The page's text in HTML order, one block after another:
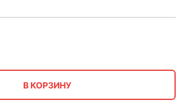
В КОРЗИНУ